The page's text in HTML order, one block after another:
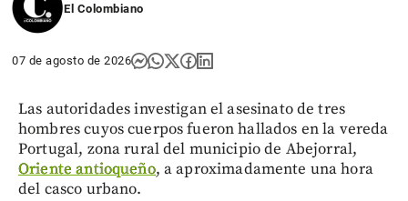
El Colombiano
07 de agosto de 2026
Las autoridades investigan el asesinato de tres
hombres cuyos cuerpos fueron hallados en la vereda
Portugal, zona rural del municipio de Abejorral,
Oriente antioqueño, a aproximadamente una hora
del casco urbano.